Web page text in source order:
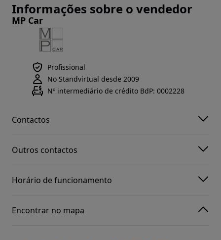
Informações sobre o vendedor
MP Car
Profissional
No Standvirtual desde 2009
Nº intermediário de crédito BdP: 0002228
Contactos
Outros contactos
Horário de funcionamento
Encontrar no mapa